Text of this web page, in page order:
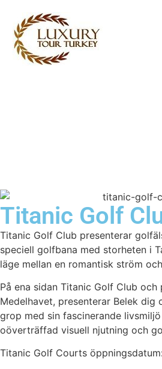
Titanic Golf
Titanic Golf Club presenterar
speciell golfbana med storheten i
läge mellan en romantisk ström
På ena sidan Titanic Golf Club och
Medelhavet, presenterar Belek dig
grop med sin fascinerande
oöverträffad visuell njutning och
Titanic Golf Courts